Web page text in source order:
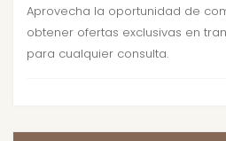
Aprovecha la oportunidad de
obtener ofertas exclusivas en
para cualquier consulta.